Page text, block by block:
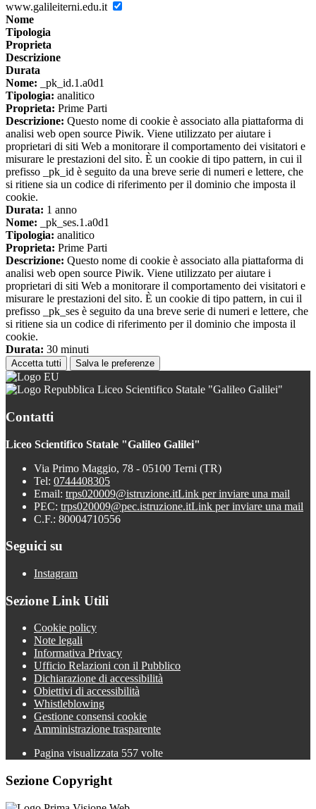
www.galileiterni.edu.it
Nome
Tipologia
Proprieta
Descrizione
Durata
Nome: _pk_id.1.a0d1
Tipologia: analitico
Proprieta: Prime Parti
Descrizione: Questo nome di cookie è associato alla piattaforma di
analisi web open source Piwik. Viene utilizzato per aiutare i
proprietari di siti Web a monitorare il comportamento dei visitatori e
misurare le prestazioni del sito. È un cookie di tipo pattern, in cui il
prefisso _pk_id è seguito da una breve serie di numeri e lettere, che
si ritiene sia un codice di riferimento per il dominio che imposta il
cookie.
Durata: 1 anno
Nome: _pk_ses.1.a0d1
Tipologia: analitico
Proprieta: Prime Parti
Descrizione: Questo nome di cookie è associato alla piattaforma di
analisi web open source Piwik. Viene utilizzato per aiutare i
proprietari di siti Web a monitorare il comportamento dei visitatori e
misurare le prestazioni del sito. È un cookie di tipo pattern, in cui il
prefisso _pk_ses è seguito da una breve serie di numeri e lettere, che
si ritiene sia un codice di riferimento per il dominio che imposta il
cookie.
Durata: 30 minuti
Accetta tutti Salva le preferenze
Liceo Scientifico Statale "Galileo Galilei"
Contatti
Liceo Scientifico Statale "Galileo Galilei"
Via Primo Maggio, 78 - 05100 Terni (TR)
Tel: 0744408305
Email: trps020009@istruzione.itLink per inviare una mail
PEC: trps020009@pec.istruzione.itLink per inviare una mail
C.F.: 80004710556
Seguici su
Instagram
Sezione Link Utili
Cookie policy
Note legali
Informativa Privacy
Ufficio Relazioni con il Pubblico
Dichiarazione di accessibilità
Obiettivi di accessibilità
Whistleblowing
Gestione consensi cookie
Amministrazione trasparente
Pagina visualizzata 557 volte
Sezione Copyright